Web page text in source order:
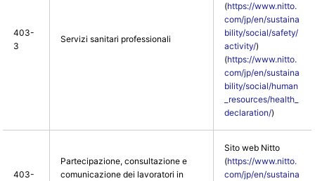
403-
3
Servizi sanitari professionali
(https://www.nitto.
com/jp/en/sustaina
bility/social/safety/
activity/)
(https://www.nitto.
com/jp/en/sustaina
bility/social/human
_resources/health_
declaration/)
403-
Partecipazione, consultazione e
comunicazione dei lavoratori in
Sito web Nitto
(https://www.nitto.
com/jp/en/sustaina